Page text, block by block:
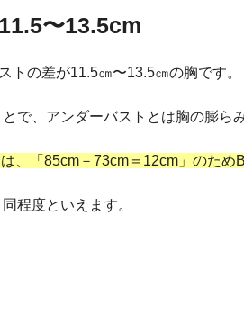
〜13.5cm
トの差が11.5㎝〜13.5㎝の胸です。
で、アンダーバストとは胸の膨ら
、「85cm－73cm＝12cm」のため
程度といえます。